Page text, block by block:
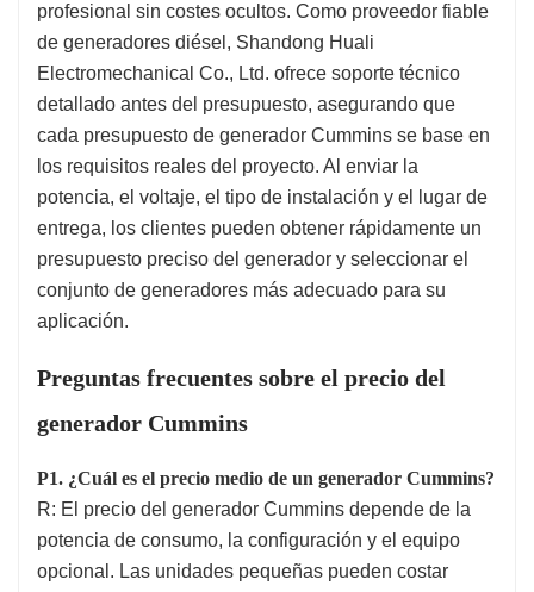
profesional sin costes ocultos. Como proveedor fiable
de generadores diésel, Shandong Huali
Electromechanical Co., Ltd. ofrece soporte técnico
detallado antes del presupuesto, asegurando que
cada presupuesto de generador Cummins se base en
los requisitos reales del proyecto. Al enviar la
potencia, el voltaje, el tipo de instalación y el lugar de
entrega, los clientes pueden obtener rápidamente un
presupuesto preciso del generador y seleccionar el
conjunto de generadores más adecuado para su
aplicación.
Preguntas frecuentes sobre el precio del
generador Cummins
P1. ¿Cuál es el precio medio de un generador Cummins?
R: El precio del generador Cummins depende de la
potencia de consumo, la configuración y el equipo
opcional. Las unidades pequeñas pueden costar